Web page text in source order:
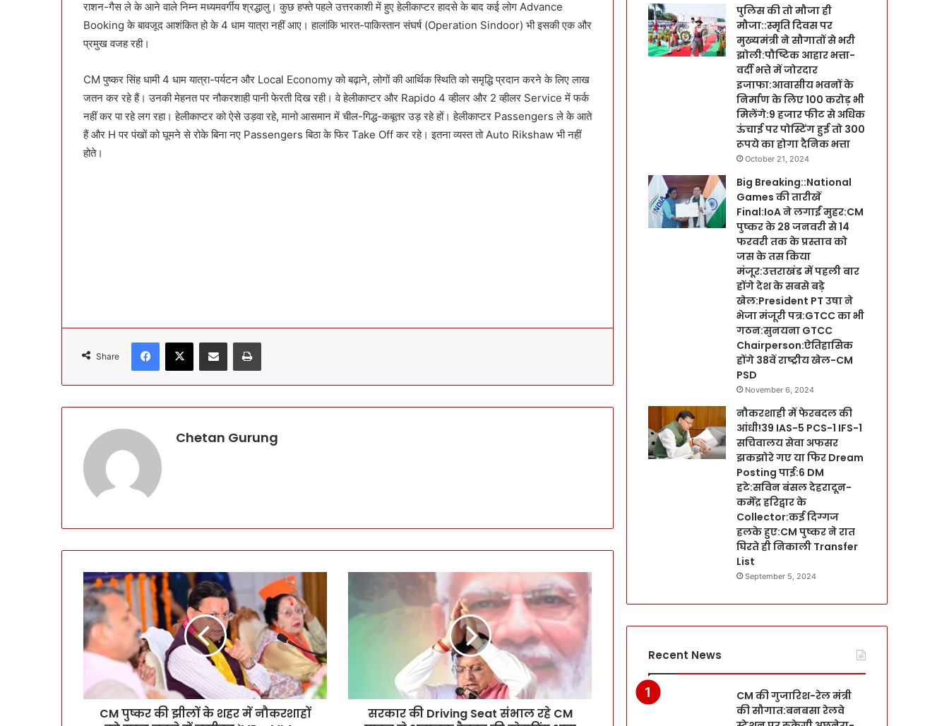
राशन-गैस ले के आने वाले निम्न मध्यमवर्गीय श्रद्धालु। कुछ हफ्ते पहले उत्तरकाशी में हुए हेलीकाप्टर हादसे के बाद कई लोग Advance
Booking के बावजूद आशंकित हो के 4 धाम यात्रा नहीं आए। हालांकि भारत-पाकिस्तान संघर्ष (Operation Sindoor) भी इसकी एक और
प्रमुख वजह रही।
CM पुष्कर सिंह धामी 4 धाम यात्रा-पर्यटन और Local Economy को बढ़ाने, लोगों की आर्थिक स्थिति को समृद्धि प्रदान करने के लिए लाख
जतन कर रहे हैं। उनकी मेहनत पर नौकरशाही पानी फेरती दिख रही। वे हेलीकाप्टर और Rapido 4 व्हीलर और 2 व्हीलर Service में फर्क
नहीं कर पा रहे लग रहा। हेलीकाप्टर को ऐसे उड़वा रहे, मानो आसमान में चील-गिद्ध-कबूतर उड़ रहे हों। हेलीकाप्टर Passengers ले के आते
हैं और H पर पंखों को घूमने से रोके बिना नए Passengers बिठा के फिर Take Off कर रहे। इतना व्यस्त तो Auto Rikshaw भी नहीं
होते।
Share
Chetan Gurung
C
M
पु
ष्क
की
के
CM पुष्कर की झीलों के शहर में नौकरशाहों
र
v
सरकार की Driving Seat संभाल रहे CM
पुलिस की तो मौजा ही
मौजा::स्मृति दिवस पर
मुख्यमंत्री ने सौगातों से भरी
झोली:पौष्टिक आहार भत्ता-
वर्दी भत्ते में जोरदार
इजाफा:आवासीय भवनों के
निर्माण के लिए 100 करोड़ भी
मिलेंगे:9 हजार फीट से अधिक
ऊंचाई पर पोस्टिंग हुई तो 300
रूपये का होगा दैनिक भत्ता
October 21, 2024
Big Breaking::National
Games की तारीखें
Final:IoA ने लगाईं मुहर:CM
पुष्कर के 28 जनवरी से 14
फरवरी तक के प्रस्ताव को
जस के तस किया
मंजूर:उत्तराखंड में पहली बार
होंगे देश के सबसे बड़े
खेल:President PT उषा ने
भेजा मंजूरी पत्र:GTCC का भी
गठन:सुनयना GTCC
Chairperson:ऐतिहासिक
होंगे 38वें राष्ट्रीय खेल-CM
PSD
November 6, 2024
नौकरशाही में फेरबदल की
आंधी!39 IAS-5 PCS-1 IFS-1
सचिवालय सेवा अफसर
झकझोरे गए या फिर Dream
Posting पाई:6 DM
हटे:सविन बंसल देहरादून-
कर्मेंद्र हरिद्वार के
Collector:कई दिग्गज
हलके हुए:CM पुष्कर ने रात
घिरते ही निकाली Transfer
List
September 5, 2024
Recent News
CM की गुजारिश-रेल मंत्री
की सौगात:बनबसा रेलवे